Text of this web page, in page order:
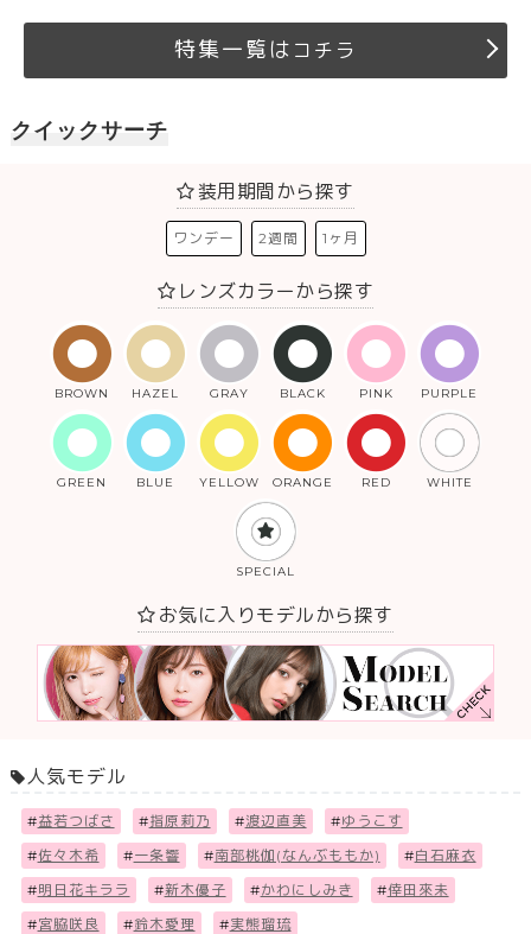
特集一覧は コチラ
クイックサーチ
装用期間から探す
ワンデー 2週間 1ヶ月
レンズカラーから探す
BROWN HAZEL GRAY BLACK PINK PURPLE
GREEN BLUE YELLOW ORANGE RED WHITE
SPECIAL
お気に入りモデルから探す
人気モデル
#益若つばさ #指原莉乃 #渡辺直美 #ゆうこす
#佐々木希 #一条響 #南部桃伽(なんぶももか) #白石麻衣
#明日花キララ #新木優子 #かわにしみき #倖田來未
#宮脇咲良 #鈴木愛理 #実熊瑠琉